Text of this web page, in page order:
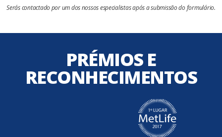
Serás contactado por um dos nossos especialistas após a submissão do formulário.
PRÉMIOS E
RECONHECIMENTOS